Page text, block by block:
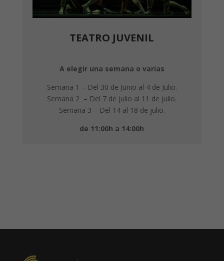
TEATRO JUVENIL
A elegir una semana o varias
Semana 1 – Del 30 de Junio al 4 de Julio.
Semana 2 – Del 7 de julio al 11 de julio.
Semana 3 – Del 14 al 18 de julio.
de 11:00h a 14:00h